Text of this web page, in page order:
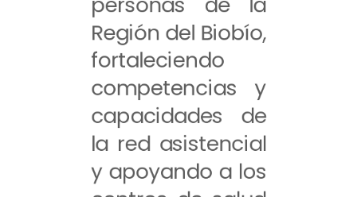
Región del Biobío,
fortaleciendo
competencias y
capacidades de
la red asistencial
y apoyando a los